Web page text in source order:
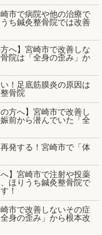
市で病院や他の治療で
ち鍼灸整骨院では改善
へ】宮崎市で改善しな
院は「全身の歪み」か
！足底筋膜炎の原因は
骨院
方へ】宮崎市で改善し
前から潜んでいた「全
発する！宮崎市で「体
】宮崎市で注射や投薬
ほりうち鍼灸整骨院で
！
市で改善しないその症
身の歪み」から根本改